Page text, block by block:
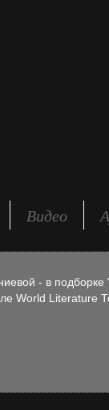
Видео
- в подборке
World Literature